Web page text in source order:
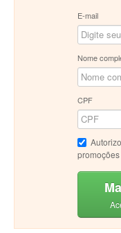
E-mail
Nome
CPF